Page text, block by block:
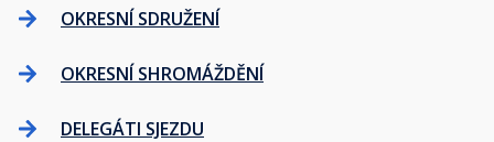
OKRESNÍ SDRUŽENÍ
OKRESNÍ SHROMÁŽDĚNÍ
DELEGÁTI SJEZDU